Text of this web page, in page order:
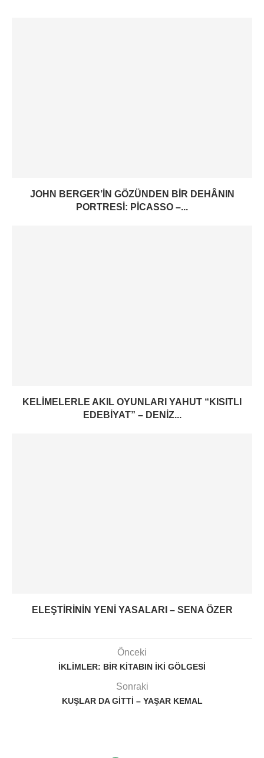
JOHN BERGER’IN GÖZÜNDEN BIR DEHÂNIN
PORTRESI: PICASSO –...
KELIMELERLE AKIL OYUNLARI YAHUT “KISITLI
EDEBIYAT” – DENIZ...
ELEŞTIRININ YENI YASALARI – SENA ÖZER
Önceki
İKLIMLER: BIR KITABIN İKI GÖLGESI
Sonraki
KUŞLAR DA GITTI – YAŞAR KEMAL